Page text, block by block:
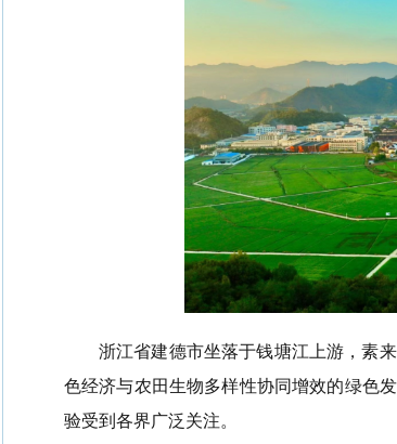
浙江省建德市坐落于钱塘江上游，素
色经济与农田生物多样性协同增效的绿色
验受到各界广泛关注。